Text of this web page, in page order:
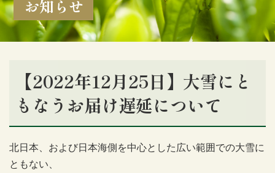
お知らせ
【2022年12月25日】大雪にと
もなうお届け遅延について
北日本、および日本海側を中心とした広い範囲での大雪に
ともない、